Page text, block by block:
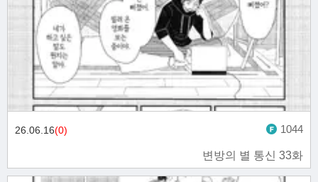
변방의 별 통신 33화
26.06.16(0) 1044